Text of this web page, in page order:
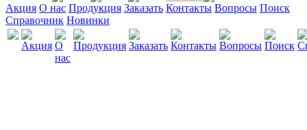
Акция О нас Продукция Заказать Контакты Вопросы Поиск
Справочник Новинки